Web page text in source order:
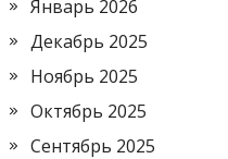
Январь 2026
Декабрь 2025
Ноябрь 2025
Октябрь 2025
Сентябрь 2025